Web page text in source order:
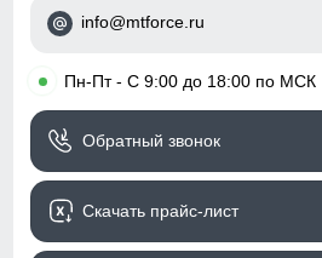
Цвет комплекта серый
Габариты (ДхШхВ)
Вес
info@mtforce.ru
• Пн-Пт - С 9:00 до 18:00 по МСК
Обратный звонок
Скачать прайс-лист